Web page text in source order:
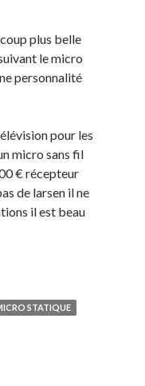
plus belle
le micro
personnalité
pour les
micro sans fil
€ récepteur
de larsen il ne
il est beau
STATIQUE